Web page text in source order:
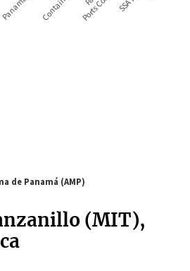
(MIT),